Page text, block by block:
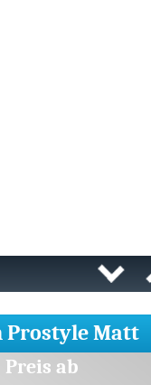
Prostyle Matt
Preis ab